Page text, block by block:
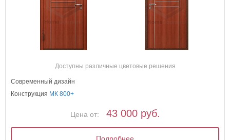
Доступны различные цветовые решения
Современный дизайн
Конструкция МК 800+
Цена от: 43 000 руб.